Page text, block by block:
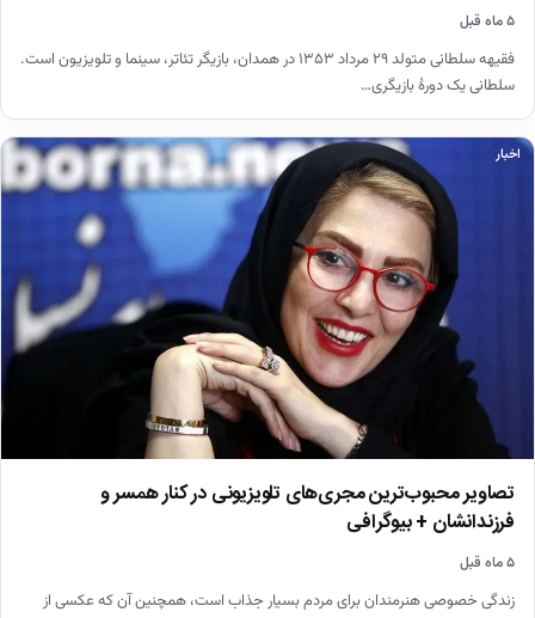
۵ ماه قبل
فقیهه سلطانی متولد ۲۹ مرداد ۱۳۵۳ در همدان، بازیگر تئاتر، سینما و تلویزیون است.
سلطانی یک دورهٔ بازیگری…
اخبار
تصاویر محبوب‌ترین مجری‌های تلویزیونی در کنار همسر و
فرزندانشان + بیوگرافی
۵ ماه قبل
زندگی خصوصی هنرمندان برای مردم بسیار جذاب است، همچنین آن که عکسی از